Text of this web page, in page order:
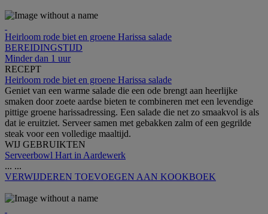
Heirloom rode biet en groene Harissa salade
BEREIDINGSTIJD
Minder dan 1 uur
RECEPT
Heirloom rode biet en groene Harissa salade
Geniet van een warme salade die een ode brengt aan heerlijke
smaken door zoete aardse bieten te combineren met een levendige
pittige groene harissadressing. Een salade die net zo smaakvol is als
dat ie eruitziet. Serveer samen met gebakken zalm of een gegrilde
steak voor een volledige maaltijd.
WIJ GEBRUIKTEN
Serveerbowl Hart in Aardewerk
... ...
VERWIJDEREN TOEVOEGEN AAN KOOKBOEK